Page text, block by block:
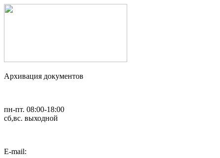
Архивация документов
пн-пт. 08:00-18:00
сб,вс. выходной
Е-mail: